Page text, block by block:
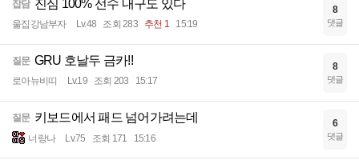
잡담 진심 100% 선수 내구도 있다
울집강남부자 Lv.48 조회 283 추천 1 15:19
8
댓글
질문 GRU 호날두 금카!!
로아뉴비띠 Lv.19 조회 203 15:17
8
댓글
질문 키보드에서 패드 넘어가려는데
너랑나 Lv.75 조회 171 15:16
6
댓글